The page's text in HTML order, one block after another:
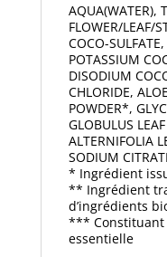
AQUA(WATER),
FLOWER/LEAF/
COCO-
POTASSIUM
DISODIUM
CHLORIDE,
POWDER*,
GLOBULUS
ALTERNIFOLIA
SODIUM
* Ingrédient
** Ingrédient
d’ingrédients
*** Constituant
essentielle